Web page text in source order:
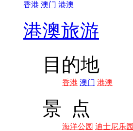
香港 澳门 港澳
港澳旅游
目的地
香港 澳门 港澳
景 点
海洋公园 迪士尼乐园